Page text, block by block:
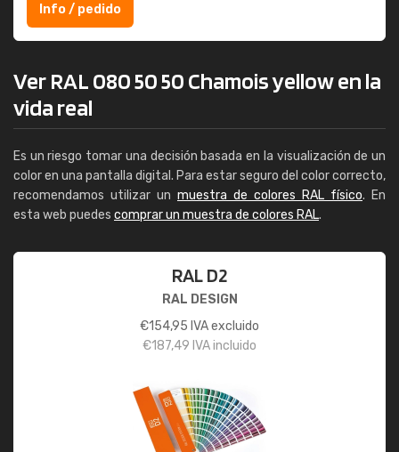
Info / pedido
Ver RAL 080 50 50 Chamois yellow en la
vida real
Es un riesgo tomar una decisión basada en la visualización de un
color en una pantalla digital. Para estar seguro del color correcto,
recomendamos utilizar un muestra de colores RAL físico. En
esta web puedes comprar un muestra de colores RAL.
RAL D2
RAL DESIGN
€154,95 IVA excluido
€187,49 IVA incluido